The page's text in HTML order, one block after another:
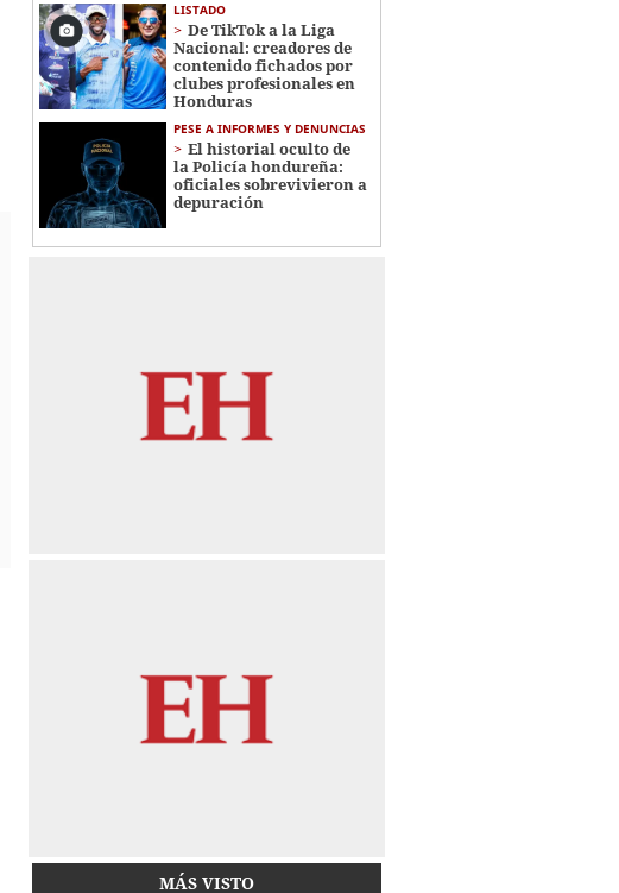
LISTADO
De TikTok a la Liga
Nacional: creadores de
contenido fichados por
clubes profesionales en
Honduras
PESE A INFORMES Y DENUNCIAS
El historial oculto de
la Policía hondureña:
oficiales sobrevivieron a
depuración
MÁS VISTO